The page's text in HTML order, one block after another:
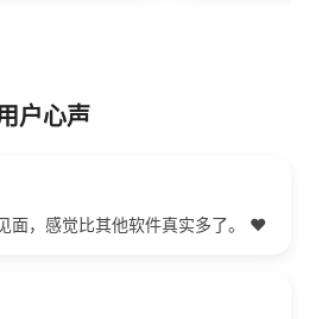
户心声
面，感觉比其他软件真实多了。 ❤️